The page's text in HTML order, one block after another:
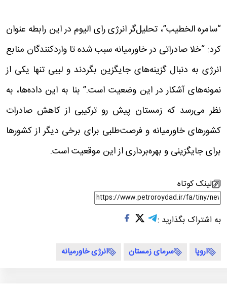
“سامره الخطیب”، تحلیل‌گر انرژی رای الیوم در این رابطه عنوان
کرد: “خلا صادراتی در خاورمیانه سبب شده تا واردکنندگان منابع
انرژی به دنبال گزینه‌های جایگزین بگردند و لیبی تنها یکی از
نمونه‌های آشکار در این وضعیت است.” بنا به این داده‌ها، به
نظر می‌رسد که زمستان پیش رو ترکیبی از کاهش صادرات
کشورهای خاورمیانه و فرصت‌طلبی برای برخی دیگر از کشورها
برای جایگزینی و بهره‌برداری از این موقعیت است.
لینک کوتاه
به اشتراک بگذارید :
اروپا سرمای زمستان انرژی خاورمیانه